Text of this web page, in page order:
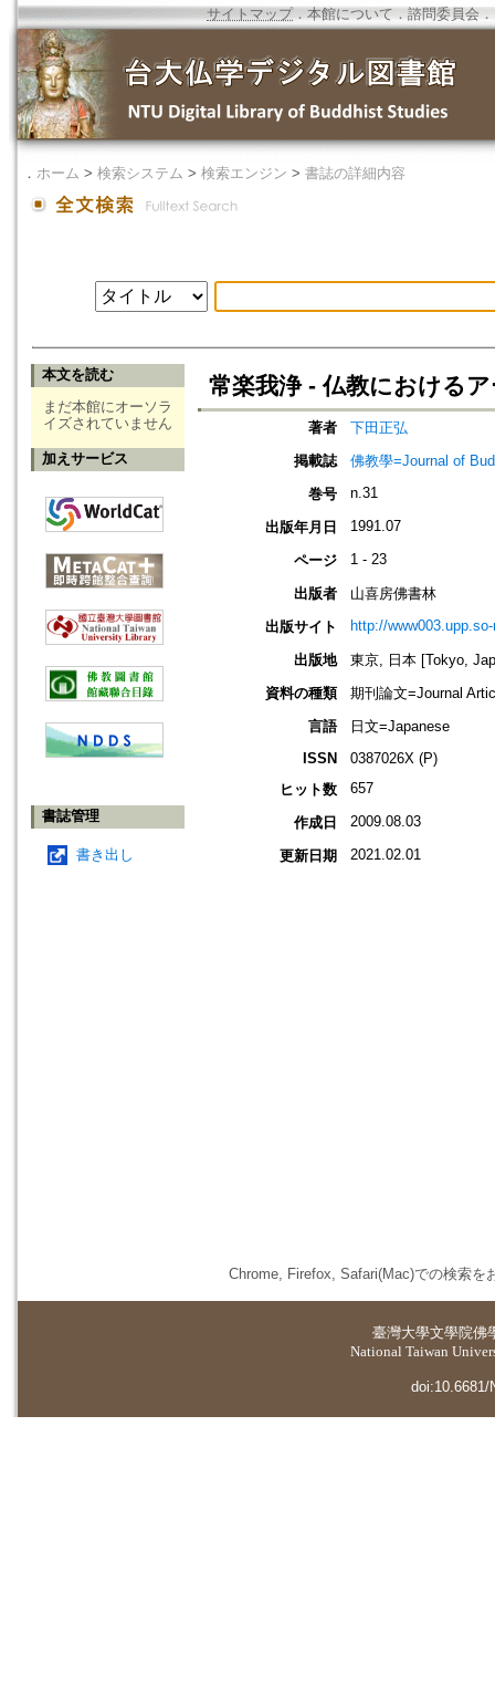
サイトマップ．本館について ． 諮問委員会 ．
． ホーム > 検索システム > 検索エンジン > 書誌の詳細内容
本文を読む
まだ本館にオーソラ
イズされていません
加えサービス
書誌管理
書き出し
常楽我浄 - 仏教における
著者
下田正弘
掲載誌
佛教學=Journal of
巻号
n.31
出版年月日 1991.07
ページ 1 - 23
出版者
山喜房佛書林
出版サイト
http://
出版地
東京, 日本 [Tokyo,
資料の種類
期刊論文=Journal
言語
日文=Japanese
ISSN
0387026X (P)
ヒット数
657
作成日 2009.08.03
更新日期 2021.02.01
Chrome, Firefox, Safari(Mac)での検索を
臺灣大學文學院佛
National Taiwan
doi:10.6681/